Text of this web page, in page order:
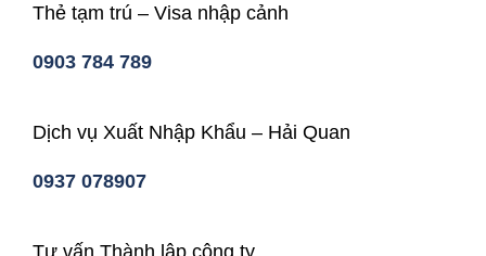
Thẻ tạm trú – Visa nhập cảnh
0903 784 789
Dịch vụ Xuất Nhập Khẩu – Hải Quan
0937 078907
Tư vấn Thành lập công ty